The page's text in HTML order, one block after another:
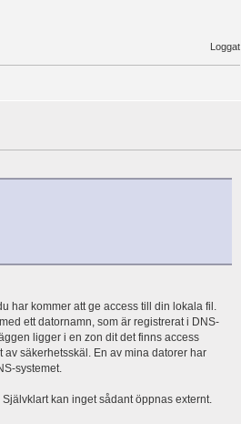
Loggat
har kommer att ge access till din lokala fil.
ett datornamn, som är registrerat i DNS-
ligger i en zon dit det finns access
säkerhetsskäl. En av mina datorer har
systemet.
kan inget sådant öppnas externt.